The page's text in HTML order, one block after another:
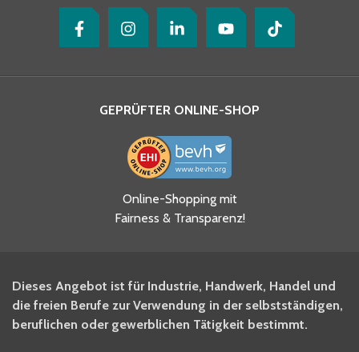
Ja, ich habe die
Datenschutzhinweise gelesen
und akzeptiere diese.
BITO Newsletter Fachwissen
Intralogistiker anmelden.
GEPRÜFTER ONLINE-SHOP
Online-Shopping mit
Fairness & Transparenz!
Dieses Angebot ist für Industrie, Handwerk, Handel und
die freien Berufe zur Verwendung in der selbstständigen,
beruflichen oder gewerblichen Tätigkeit bestimmt.